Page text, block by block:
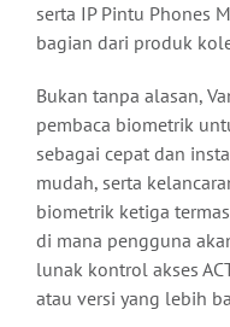
serta IP Pintu Phones
bagian dari produk
Bukan tanpa alasan,
pembaca biometrik
sebagai cepat dan
mudah, serta
biometrik ketiga
di mana pengguna
lunak kontrol akses
atau versi yang lebih